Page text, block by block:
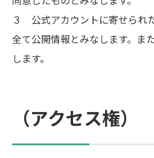
３ 公式アカウントに寄せられ
全て公開情報とみなします。ま
します。
（アクセス権）